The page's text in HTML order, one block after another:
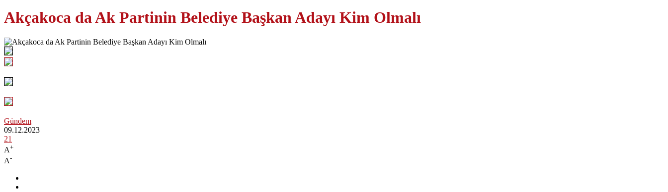
Akçakoca da Ak Partinin Belediye Başkan Adayı Kim Olmalı
Gündem
09.12.2023
21
A+
A-